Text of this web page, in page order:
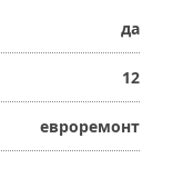
да
12
евроремонт